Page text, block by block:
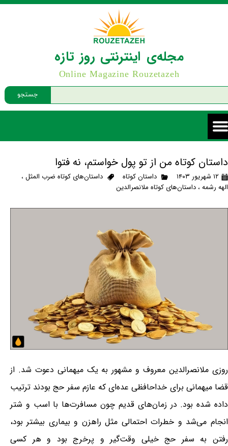
جستجو
مجله‌ی اینترنتی روز تازه
Online Magazine Rouzetazeh
داستان کوتاه من از تو پول خواستم، نه فتوا
۱۲ شهریور ۱۴۰۳ داستان کوتاه داستان‌های کوتاه ضرب المثل،
الهه رشمه، داستان‌های کوتاه ملانصرالدین
روزی ملانصرالدین معروف و مشهور به یک میهمانی دعوت شد. از
قضا میهمانی برای خداحافظی عده‌ای که عازم سفر حج بودند ترتیب
داده شده بود. در زمان‌های قدیم چون مسافرت‌ها با اسب و شتر
انجام می‌شد و خطرات احتمالی مثل راهزن و بیماری بیشتر بود،
رفتن به سفر حج خیلی وقت‌گیر و پرخرج بود و هر کسی